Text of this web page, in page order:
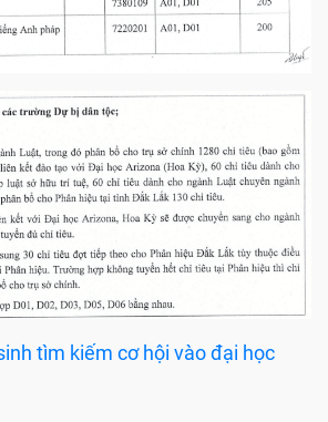
tìm kiếm cơ hội vào đại học